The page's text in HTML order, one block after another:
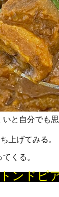
と自分でも思
上げてみる。
くる。
ンドピ